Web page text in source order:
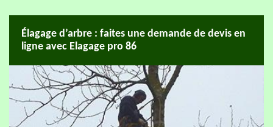
Élagage d’arbre : faites une demande de devis en
ligne avec Elagage pro 86